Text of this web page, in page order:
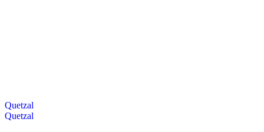
Quetzal
Quetzal